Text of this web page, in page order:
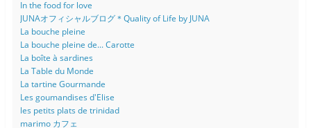
In the food for love
JUNAオフィシャルブログ＊Quality of Life by JUNA
La bouche pleine
La bouche pleine de... Carotte
La boîte à sardines
La Table du Monde
La tartine Gourmande
Les goumandises d'Elise
les petits plats de trinidad
marimo カフェ